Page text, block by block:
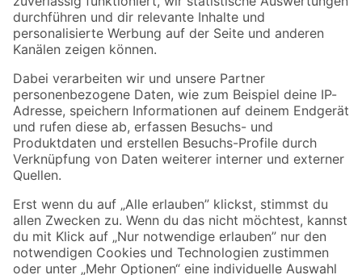
Zur Newsletter Anmeldung
Folge uns
Zahlungsarten Versandarten
Sicher einkaufen
Jetzt die toom-App herunterladen